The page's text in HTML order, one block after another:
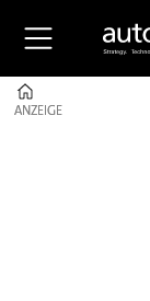
ANZEIGE
ANZEIGE